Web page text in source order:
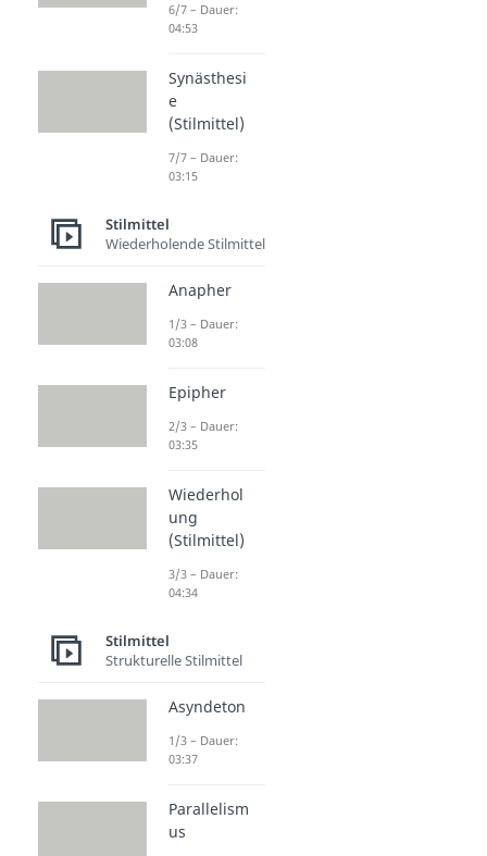
6/7 – Dauer:
04:53
Synästhesi
e
(Stilmittel)
7/7 – Dauer:
03:15
Stilmittel
Wiederholende Stilmittel
Anapher
1/3 – Dauer:
03:08
Epipher
2/3 – Dauer:
03:35
Wiederhol
ung
(Stilmittel)
3/3 – Dauer:
04:34
Stilmittel
Strukturelle Stilmittel
Asyndeton
1/3 – Dauer:
03:37
Parallelism
us